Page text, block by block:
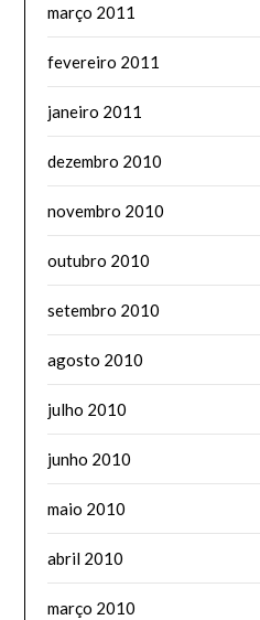
março 2011
fevereiro 2011
janeiro 2011
dezembro 2010
novembro 2010
outubro 2010
setembro 2010
agosto 2010
julho 2010
junho 2010
maio 2010
abril 2010
março 2010